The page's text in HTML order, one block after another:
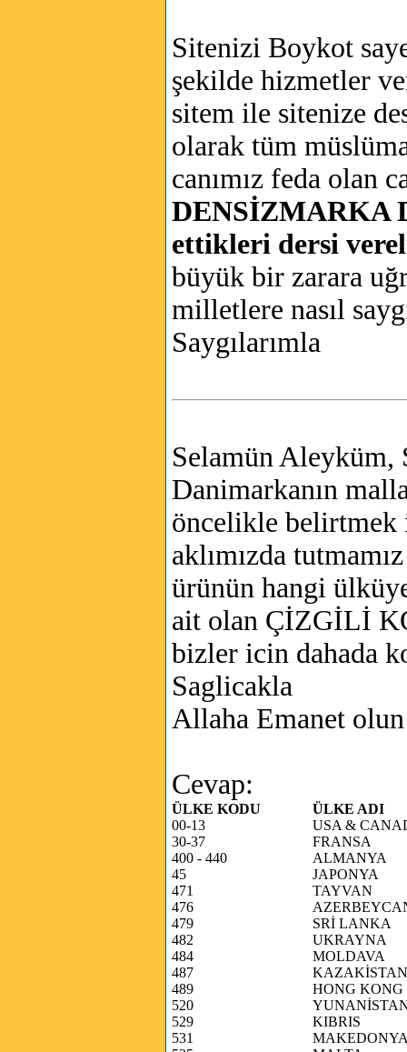
Sitenizi Boykot
şekilde hizmetler
sitem ile sitenize
olarak tüm
canımız feda olan
DENSİZMARKA
ettikleri dersi
büyük bir zarara
milletlere nasıl
Saygılarımla
Selamün Aleyküm,
Danimarkanın
öncelikle belirtmek
aklımızda
ürünün hangi
ait olan ÇİZGİLİ
bizler icin dahada
Saglicakla
Allaha Emanet olun
Cevap:
ÜLKE KODU
ÜLKE ADI
00-13
USA &
30-37
FRANSA
400 - 440
ALMANYA
45
JAPONYA
471
TAYVAN
476
479
SRİ LANKA
482
UKRAYNA
484
MOLDAVA
487
KAZAKİSTAN
489
HONG KONG
520
529
KIBRIS
531